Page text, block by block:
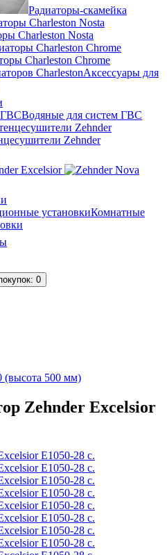
Радиаторы-скамейка
Charleston Nosta
Charleston Chrome
Аксессуары для
Водяные для систем ГВС
Zehnder
Excelsior
Комнатные
: 0
(высота 500 мм)
Zehnder Excelsior